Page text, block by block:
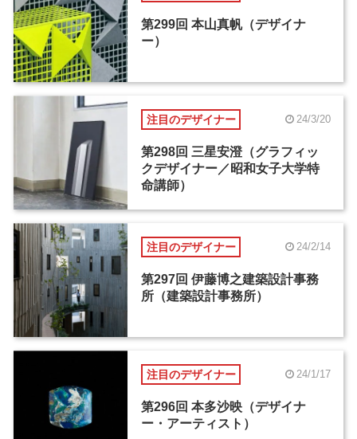
第299回 本山真帆（デザイナ
ー）
注目のデザイナー 24/3/20
第298回 三星安澄（グラフィッ
クデザイナー／昭和女子大学特
命講師）
注目のデザイナー 24/2/14
第297回 伊藤博之建築設計事務
所（建築設計事務所）
注目のデザイナー 24/1/17
第296回 本多沙映（デザイナ
ー・アーティスト）